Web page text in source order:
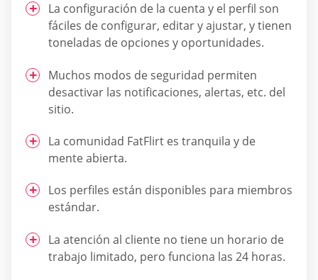
La configuración de la cuenta y el perfil son
fáciles de configurar, editar y ajustar, y tienen
toneladas de opciones y oportunidades.
Muchos modos de seguridad permiten
desactivar las notificaciones, alertas, etc. del
sitio.
La comunidad FatFlirt es tranquila y de
mente abierta.
Los perfiles están disponibles para miembros
estándar.
La atención al cliente no tiene un horario de
trabajo limitado, pero funciona las 24 horas.